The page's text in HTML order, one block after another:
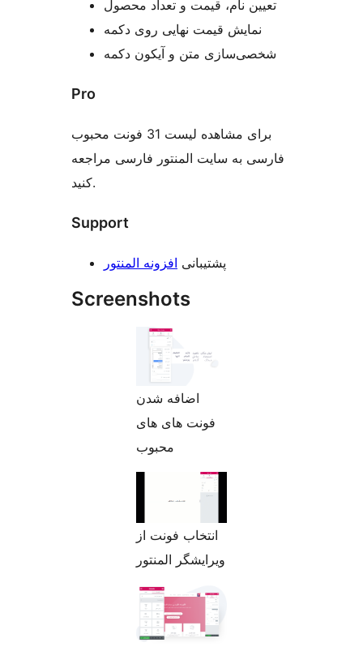
تعیین نام، قیمت و تعداد محصول
نمایش قیمت نهایی روی دکمه
شخصی‌سازی متن و آیکون دکمه
Pro
برای مشاهده لیست 31 فونت محبوب
فارسی به سایت المنتور فارسی مراجعه
کنید.
Support
پشتیبانی افزونه المنتور
Screenshots
اضافه شدن
فونت های های
محبوب
انتخاب فونت از
ویرایشگر المنتور